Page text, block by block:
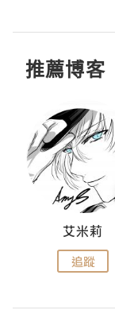
推薦博客
艾米莉
追蹤